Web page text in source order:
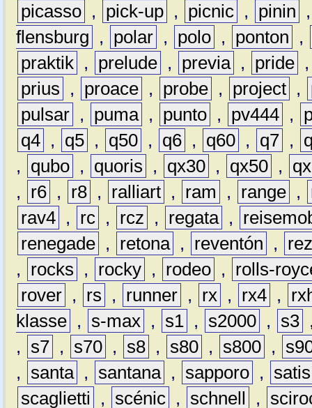
picasso , pick-up , picnic , pinin
flensburg
, polar , polo , ponton
,
praktik , prelude , previa , pride
prius
, proace , probe , project ,
pulsar , puma , punto , pv444 ,
q4 , q5 , q50 , q6 , q60 , q7 ,
,
qubo , quoris , qx30 , qx50 ,
,
r6 , r8 , ralliart , ram , range ,
rav4 , rc , rcz , regata ,
renegade , retona , reventón ,
,
rocks , rocky , rodeo ,
rolls-
rover , rs , runner , rx , rx4 ,
klasse , s-max , s1 , s2000 , s3
,
s7 , s70 , s8 , s80 , s800 ,
,
santa , santana , sapporo ,
satis
scaglietti
, scénic , schnell ,